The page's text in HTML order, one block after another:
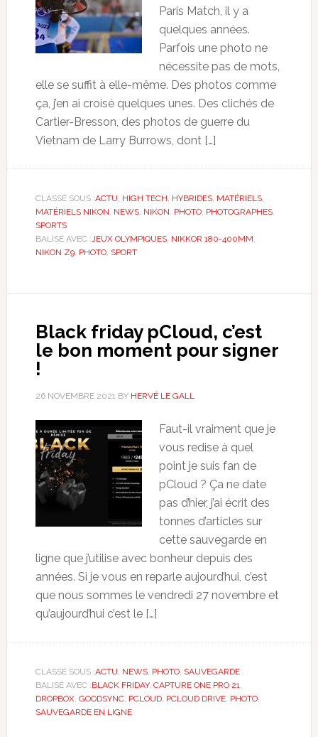
Paris Match, il y a
quelques années.
Parfois une photo ne
nécessite pas de mots,
elle se suffit à elle-même. Des photos comme
ça, j’en ai croisé quelques unes. Des clichés de
Cartier-Bresson, des photos de guerre du
Vietnam de Larry Burrows, dont […]
CLASSÉ SOUS :ACTU HIGH TECH HYBRIDES, MATÉRIELS,
MATÉRIELS NIKON NEWS, NIKON PHOTO, PHOTOGRAPHES,
SPORTS
BALISÉ AVEC : JEUX OLYMPIQUES, NIKKOR 180-400MM
NIKON Z9, PHOTO, SPORT
Black friday pCloud, c’est
le bon moment pour signer
!
26 NOVEMBRE 2021 BY HERVÉ LE GALL
Faut-il vraiment que je
vous redise à quel
point je suis fan de
pCloud ? Ça ne date
pas d’hier, j’ai écrit des
tonnes d’articles sur
cette sauvegarde en
ligne que j’utilise avec bonheur depuis des
années. Si je vous en reparle aujourd’hui, c’est
que nous sommes le vendredi 27 novembre et
qu’aujourd’hui c’est le […]
CLASSÉ SOUS :ACTU NEWS, PHOTO, SAUVEGARDE
BALISÉ AVEC :BLACK FRIDAY, CAPTURE ONE PRO 21
DROPBOX, GOODSYNC, PCLOUD, PCLOUD DRIVE, PHOTO,
SAUVEGARDE EN LIGNE